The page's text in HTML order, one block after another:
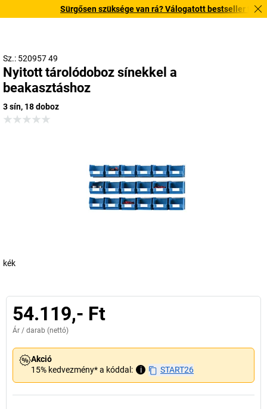
Sürgősen szüksége van rá? Válogatott bestseller
Sz.: 520957 49
Nyitott tárolódoboz sínekkel a
beakasztáshoz
3 sín, 18 doboz
kék
54.119,- Ft
Ár / darab (nettó)
Akció
15% kedvezmény* a kóddal:
i START26